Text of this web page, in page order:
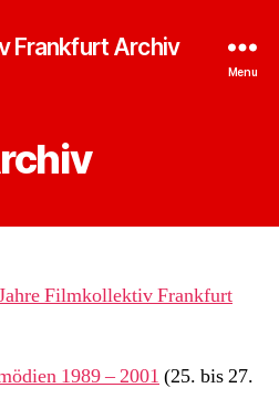
Frankfurt Archiv
Menu
Filmkollektiv Frankfurt
1989 – 2001 (25. bis 27.